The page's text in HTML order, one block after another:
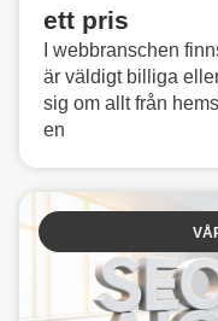
ett pris
I webbranschen
är väldigt billiga
sig om allt från
en